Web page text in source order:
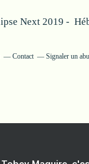
Next 2019 -
Contact Signaler un